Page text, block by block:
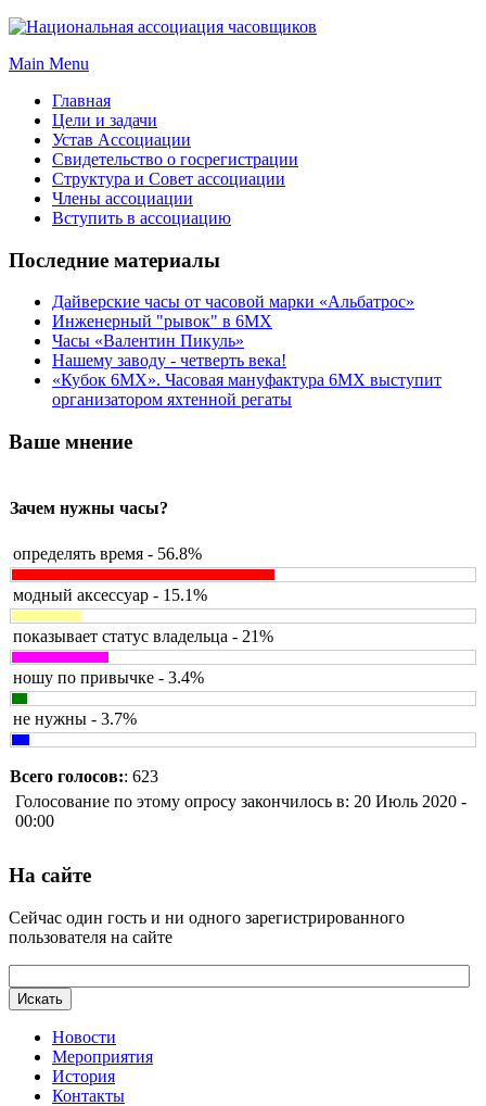
Main Menu
Главная
Цели и задачи
Устав Ассоциации
Свидетельство о госрегистрации
Структура и Совет ассоциации
Члены ассоциации
Вступить в ассоциацию
Последние материалы
Дайверские часы от часовой марки «Альбатрос»
Инженерный "рывок" в 6МХ
Часы «Валентин Пикуль»
Нашему заводу - четверть века!
«Кубок 6МХ». Часовая мануфактура 6МХ выступит
организатором яхтенной регаты
Ваше мнение
Зачем нужны часы?
определять время - 56.8%
модный аксессуар - 15.1%
показывает статус владельца - 21%
ношу по привычке - 3.4%
не нужны - 3.7%
Всего голосов:: 623
Голосование по этому опросу закончилось в: 20 Июль 2020 -
00:00
На сайте
Сейчас один гость и ни одного зарегистрированного
пользователя на сайте
Искать
Новости
Мероприятия
История
Контакты